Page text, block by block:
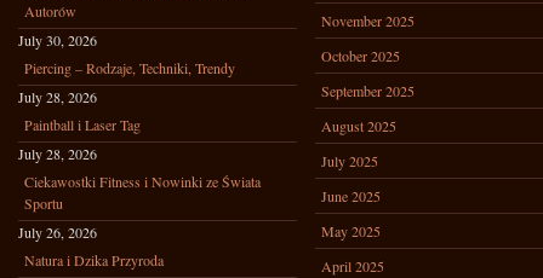
Autorów
July 30, 2026
Piercing – Rodzaje, Techniki, Trendy
July 28, 2026
Paintball i Laser Tag
July 28, 2026
Ciekawostki Fitness i Nowinki ze Świata
Sportu
July 26, 2026
Natura i Dzika Przyroda
November 2025
October 2025
September 2025
August 2025
July 2025
June 2025
May 2025
April 2025